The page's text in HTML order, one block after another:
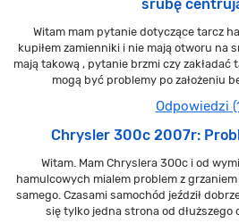
śrubę
Witam mam pytanie dotyczące tarcz
kupiłem zamienniki i nie mają otworu na
mają takową , pytanie brzmi czy zakładać
mogą być problemy po założeniu
Odpowiedzi
Chrysler 300c 2007r:
Witam. Mam Chryslera 300c i od
hamulcowych mialem problem z
samego. Czasami samochód jeździł
się tylko jedna strona od dłuższego